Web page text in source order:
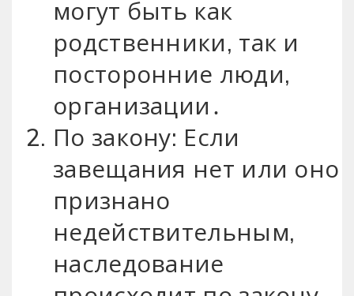
могут быть как
родственники, так и
посторонние люди,
организации․
По закону: Если
завещания нет или оно
признано
недействительным,
наследование